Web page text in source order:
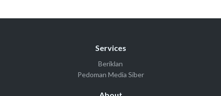
Services
Beriklan
Pedoman Media Siber